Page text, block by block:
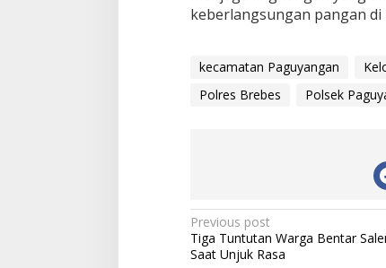
keberlangsungan pangan
kecamatan Paguyangan
Polres Brebes
Polsek
P
o
Previous post
Tiga Tuntutan Warga Bentar
Saat Unjuk Rasa